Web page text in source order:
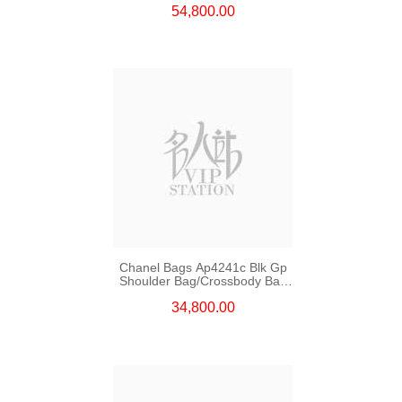
54,800.00
Chanel Bags Ap4241c Blk Gp
Shoulder Bag/Crossbody Bag
34,800.00